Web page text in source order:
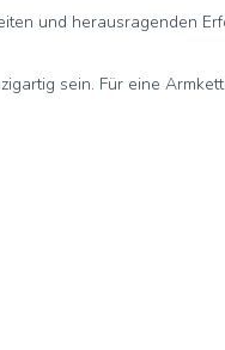
und herausragenden
sein. Für eine